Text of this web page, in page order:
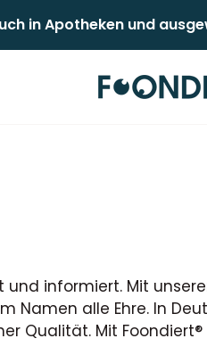
in Apotheken und
informiert. Mit
Namen alle Ehre. In
Qualität. Mit